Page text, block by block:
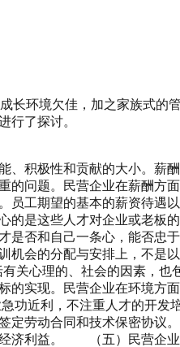
长环境欠佳，加之家族式的
行了探讨。
极性和贡献的大小。薪酬
的问题。民营企业在薪酬方
员工期望的基本的薪资待遇
这些人才对企业或老板的
是否和自己一条心，能否忠
机会的分配与安排上，不是
关心理的、社会的因素，也
的实现。民营企业在环境方
近利，不注重人才的开发
定劳动合同和技术保密协议
的经济利益。 （五）民营